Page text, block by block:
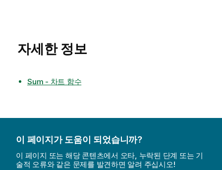
자세한 정보
Sum - 차트 함수
이 페이지가 도움이 되었습니까?
이 페이지 또는 해당 콘텐츠에서 오타, 누락된 단계 또는 기
술적 오류와 같은 문제를 발견하면 알려 주십시오!